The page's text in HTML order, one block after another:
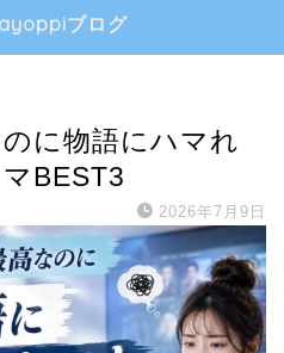
ブログ
に物語にハマれ
BEST3
2026年7月9日